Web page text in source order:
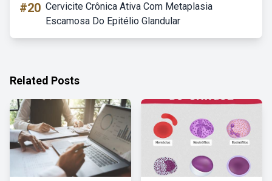
#20 Cervicite Crônica Ativa Com Metaplasia
Escamosa Do Epitélio Glandular
Related Posts